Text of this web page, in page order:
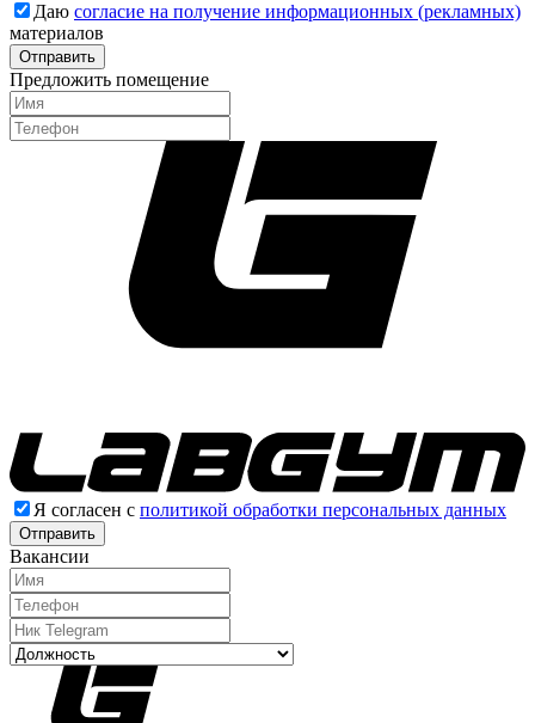
Даю согласие на получение информационных (рекламных)
материалов
Отправить
Предложить помещение
Я согласен с политикой обработки персональных данных
Отправить
Вакансии